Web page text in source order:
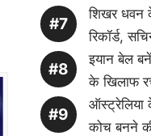
शिखर धवन
रिकॉर्ड,
इयान बेल
के खिलाफ
ऑस्ट्रेलिया
कोच बनने